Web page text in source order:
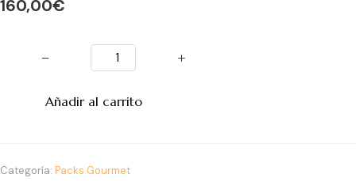
160,00€
− +
Añadir al carrito
Categoría: Packs Gourmet